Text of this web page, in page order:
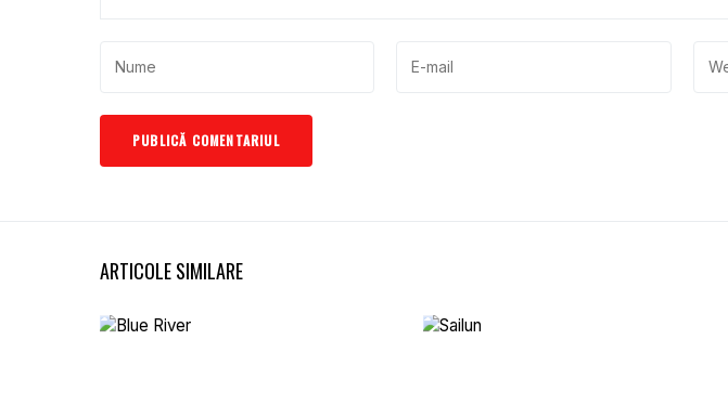
ARTICOLE SIMILARE